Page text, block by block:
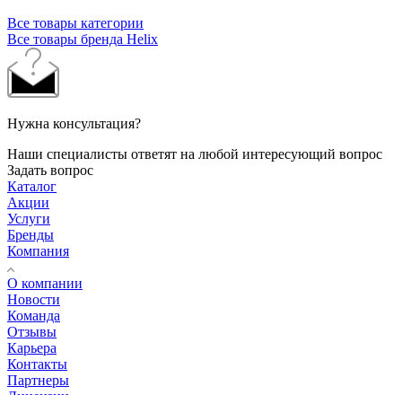
Все товары категории
Все товары бренда Helix
Нужна консультация?
Наши специалисты ответят на любой интересующий вопрос
Задать вопрос
Каталог
Акции
Услуги
Бренды
Компания
О компании
Новости
Команда
Отзывы
Карьера
Контакты
Партнеры